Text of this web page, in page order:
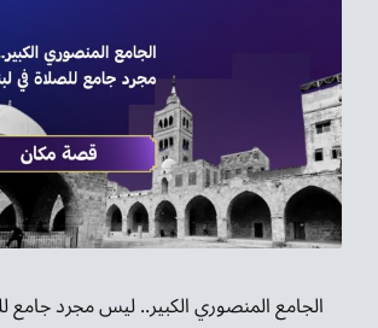
الجامع المنصوري الكبير.. ليس مجرد جامع